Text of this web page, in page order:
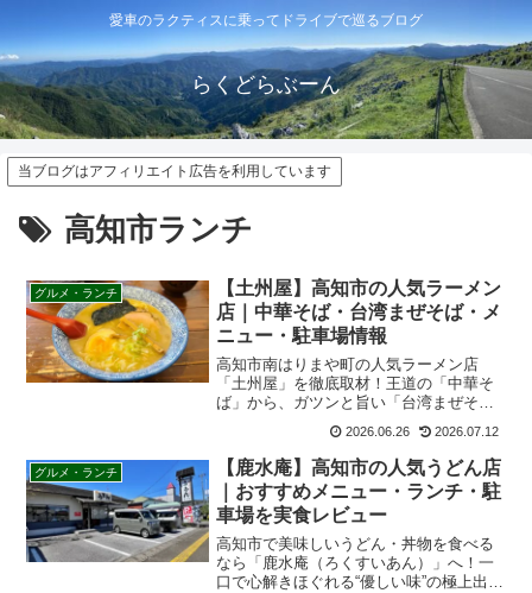
愛車のラクティスに乗ってドライブで巡るブログ
らくどらぶーん
当ブログはアフィリエイト広告を利用しています
高知市ランチ
グルメ・ランチ
【土州屋】高知市の人気ラーメン
店｜中華そば・台湾まぜそば・メ
ニュー・駐車場情報
高知市南はりまや町の人気ラーメン店
「土州屋」を徹底取材！王道の「中華そ
ば」から、ガツンと旨い「台湾まぜそ
ば」、中毒者続出の隠れ名物「いりこ出
汁そば」、さらに店主渾身の絶品餃子ま
で、実食した感想とともに基本情報やア
クセスを分かりやすく解説します。
2026.06.26 2026.07.12
グルメ・ランチ
【鹿水庵】高知市の人気うどん店
｜おすすめメニュー・ランチ・駐
車場を実食レビュー
高知市で美味しいうどん・丼物を食べる
なら「鹿水庵（ろくすいあん）」へ！一
口で心解きほぐれる“優しい味”の極上出汁